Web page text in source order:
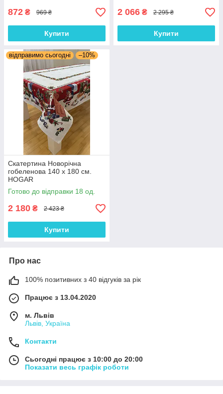
872 ₴ 969 ₴
Купити
2 066 ₴ 2 295 ₴
Купити
відправимо сьогодні –10%
Скатертина Новорічна
гобеленова 140 х 180 см.
HOGAR
Готово до відправки 18 од.
2 180 ₴ 2 423 ₴
Купити
Про нас
100% позитивних з 40 відгуків за рік
Працює з 13.04.2020
м. Львів
Львів, Україна
Контакти
Сьогодні працює з 10:00 до 20:00
Показати весь графік роботи